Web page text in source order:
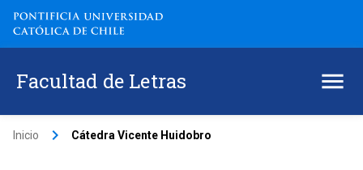
Facultad de Letras
Inicio keyboard_arrow_right Cátedra Vicente Huidobro